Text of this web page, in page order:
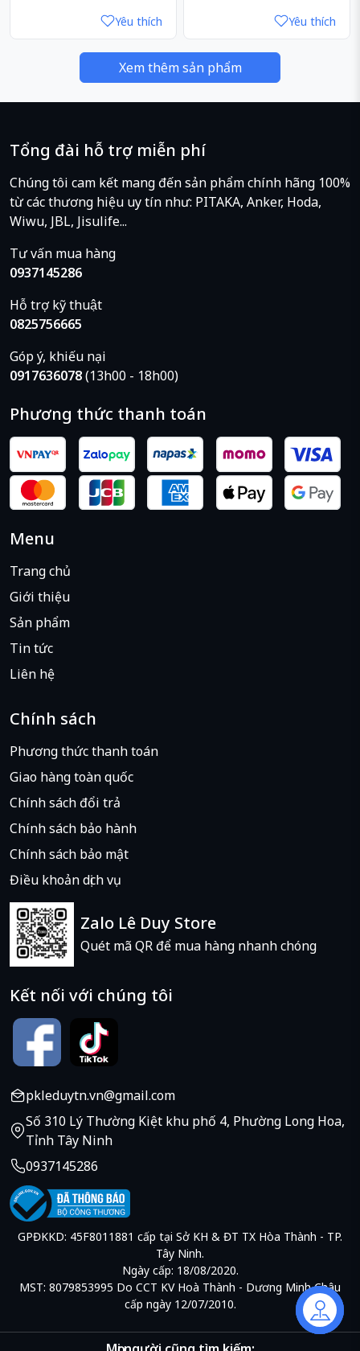
Yêu thích
Yêu thích
Xem thêm sản phẩm
Tổng đài hỗ trợ miễn phí
Chúng tôi cam kết mang đến sản phẩm chính hãng 100%
từ các thương hiệu uy tín như: PITAKA, Anker, Hoda,
Wiwu, JBL, Jisulife...
Tư vấn mua hàng
0937145286
Hỗ trợ kỹ thuật
0825756665
Góp ý, khiếu nại
0917636078(13h00 - 18h00)
Phương thức thanh toán
Menu
Trang chủ
Giới thiệu
Sản phẩm
Tin tức
Liên hệ
Chính sách
Phương thức thanh toán
Giao hàng toàn quốc
Chính sách đổi trả
Chính sách bảo hành
Chính sách bảo mật
Điều khoản dịch vụ
Zalo Lê Duy Store
Quét mã QR để mua hàng nhanh chóng
Kết nối với chúng tôi
pkleduytn.vn@gmail.com
Số 310 Lý Thường Kiệt khu phố 4, Phường Long Hoa,
Tỉnh Tây Ninh
0937145286
GPĐKKD: 45F8011881 cấp tại Sở KH & ĐT TX Hòa Thành - TP.
Tây Ninh.
Ngày cấp: 18/08/2020.
MST: 8079853995 Do CCT KV Hoà Thành - Dương Minh Châu
cấp ngày 12/07/2010.
Liên hệ